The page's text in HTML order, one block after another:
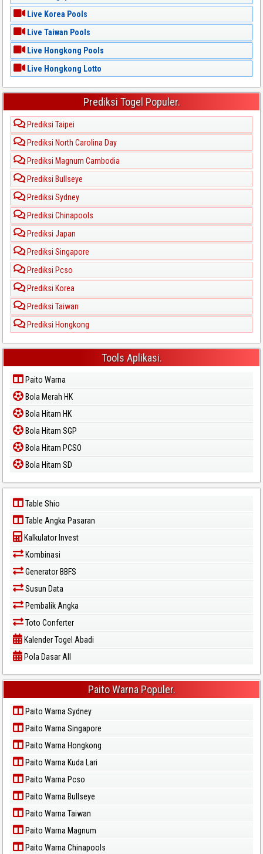
Live Korea Pools
Live Taiwan Pools
Live Hongkong Pools
Live Hongkong Lotto
Prediksi Togel Populer.
Prediksi Taipei
Prediksi North Carolina Day
Prediksi Magnum Cambodia
Prediksi Bullseye
Prediksi Sydney
Prediksi Chinapools
Prediksi Japan
Prediksi Singapore
Prediksi Pcso
Prediksi Korea
Prediksi Taiwan
Prediksi Hongkong
Tools Aplikasi.
Paito Warna
Bola Merah HK
Bola Hitam HK
Bola Hitam SGP
Bola Hitam PCSO
Bola Hitam SD
Table Shio
Table Angka Pasaran
Kalkulator Invest
Kombinasi
Generator BBFS
Susun Data
Pembalik Angka
Toto Conferter
Kalender Togel Abadi
Pola Dasar All
Paito Warna Populer.
Paito Warna Sydney
Paito Warna Singapore
Paito Warna Hongkong
Paito Warna Kuda Lari
Paito Warna Pcso
Paito Warna Bullseye
Paito Warna Taiwan
Paito Warna Magnum
Paito Warna Chinapools